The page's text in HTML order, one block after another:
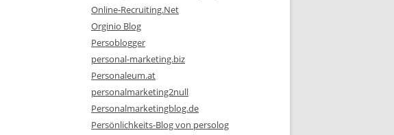
Online-Recruiting.Net
Orginio Blog
Persoblogger
personal-marketing.biz
Personaleum.at
personalmarketing2null
Personalmarketingblog.de
Persönlichkeits-Blog von persolog